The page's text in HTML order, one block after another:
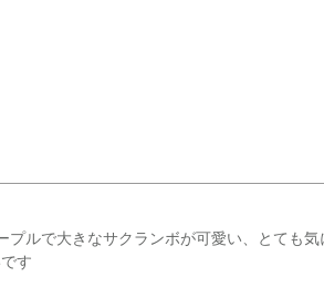
プルで大きなサクランボが可愛い、とても気
す